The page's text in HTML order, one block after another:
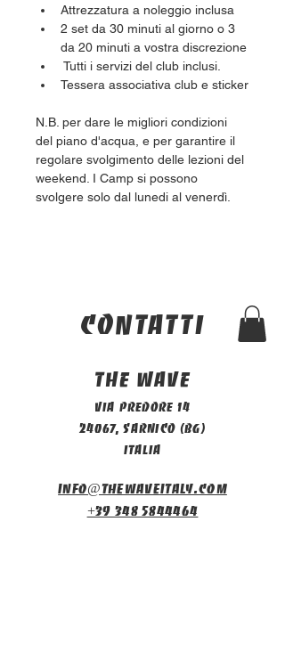
Attrezzatura a noleggio inclusa
2 set da 30 minuti al giorno o 3
da 20 minuti a vostra discrezione
Tutti i servizi del club inclusi.
Tessera associativa club e sticker
N.B. per dare le migliori condizioni
del piano d'acqua, e per garantire il
regolare svolgimento delle lezioni del
weekend. I Camp si possono
svolgere solo dal lunedi al venerdì.
contatti
The Wave
Via Predore 14
24067, Sarnico (BG)
Italia
info@thewaveitaly.com
+39 348 5844464